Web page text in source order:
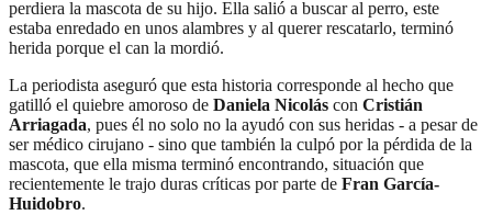
perdiera la mascota de su hijo. Ella salió a buscar al perro, este
estaba enredado en unos alambres y al querer rescatarlo, terminó
herida porque el can la mordió.
La periodista aseguró que esta historia corresponde al hecho que
gatilló el quiebre amoroso de Daniela Nicolás con Cristián
Arriagada, pues él no solo no la ayudó con sus heridas - a pesar de
ser médico cirujano - sino que también la culpó por la pérdida de la
mascota, que ella misma terminó encontrando, situación que
recientemente le trajo duras críticas por parte de Fran García-
Huidobro.